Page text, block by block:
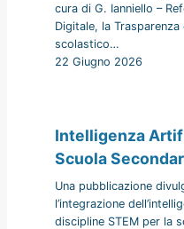
cura di G. Ianniello –
Digitale, la
scolastico…
22 Giugno 2026
Intelligenza
Scuola
Una pubblicazione
l’integrazione
discipline STEM per la